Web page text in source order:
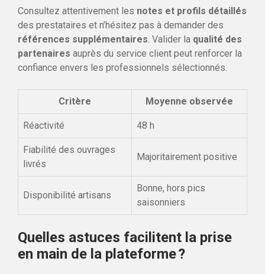
Consultez attentivement les notes et profils détaillés
des prestataires et n’hésitez pas à demander des
références supplémentaires. Valider la qualité des
partenaires auprès du service client peut renforcer la
confiance envers les professionnels sélectionnés.
Critère Moyenne observée
Réactivité 48 h
Fiabilité des ouvrages
livrés
Majoritairement positive
Disponibilité artisans
Bonne, hors pics
saisonniers
Quelles astuces facilitent la prise
en main de la plateforme ?